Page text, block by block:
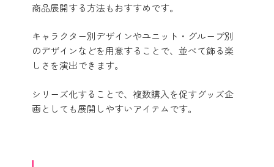
商品展開する方法もおすすめです。
キャラクター別デザインやユニット・グループ別
のデザインなどを用意することで、並べて飾る楽
しさを演出できます。
シリーズ化することで、複数購入を促すグッズ企
画としても展開しやすいアイテムです。